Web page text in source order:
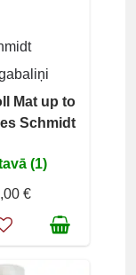
Mat up to
Schmidt
(1)
€